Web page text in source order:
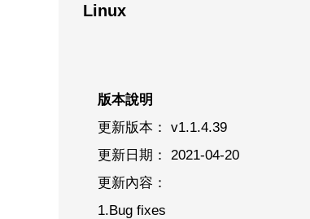
Linux
版本說明
更新版本： v1.1.4.39
更新日期： 2021-04-20
更新內容：
1.Bug fixes